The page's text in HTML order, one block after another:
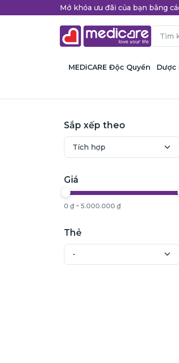
Mở khóa ưu đãi của bạn bằng
MEDiCARE Độc Quyền Dược
Sắp xếp theo
Giá
0 ₫ ~ 5.000.000 ₫
Thẻ